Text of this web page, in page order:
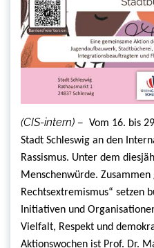
(CIS-intern) – Vom 16. bis
Stadt Schleswig an den
Rassismus. Unter dem
Menschenwürde. Zusammen
Rechtsextremismus“ setzen
Initiativen und
Vielfalt, Respekt und
Aktionswochen ist Prof. Dr.